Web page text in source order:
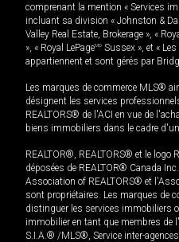
comprenant la mention « Services
incluant sa division « Johnston &
Valley Real Estate, Brokerage », «
», « Royal LePageMD Sussex », et «
appartiennent et sont gérés par
Les marques de commerce MLS®
désignent les services
REALTORS® de l'ACI en vue de
biens immobiliers dans le cadre
REALTOR®, REALTORS® et le logo
déposées de REALTOR® Canada
Association of REALTORS® et
sont propriétaires. Les marques de
distinguer les services immobiliers
immobilier en tant que membres de
S.I.A.® /MLS®, Service inter-